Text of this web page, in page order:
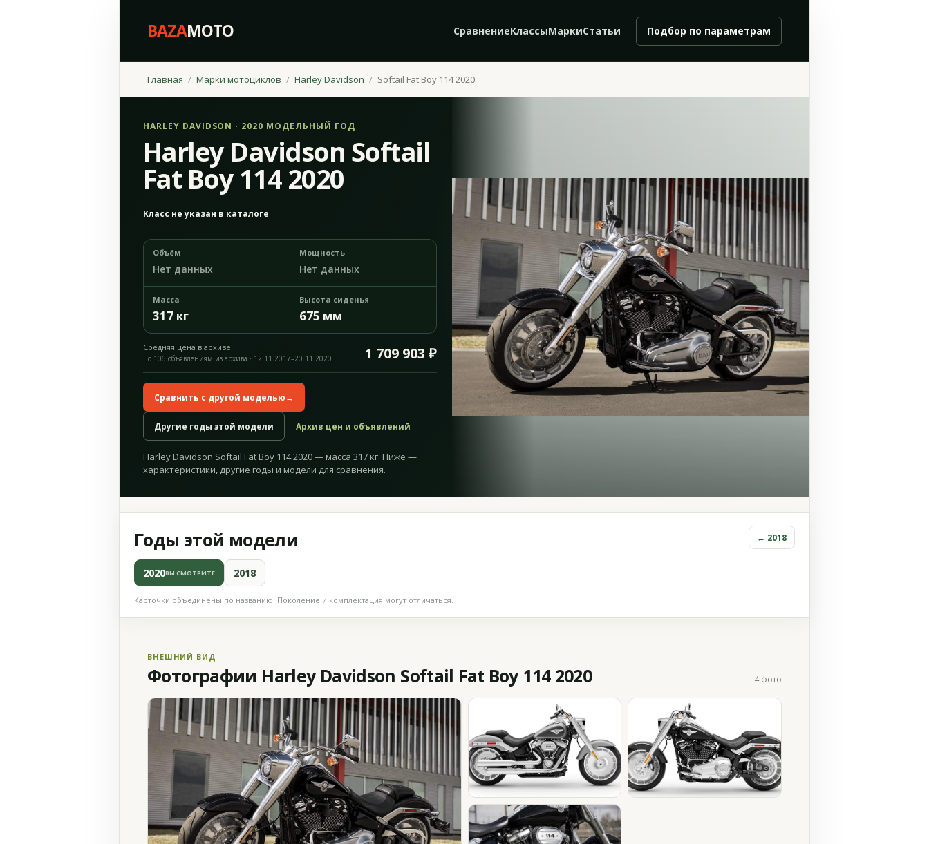
BAZAMOTO СравнениеКлассыМаркиСтатьи Подбор по параметрам
Главная Марки мотоциклов Harley Davidson Softail Fat Boy 114 2020
HARLEY DAVIDSON · 2020 МОДЕЛЬНЫЙ ГОД
Harley Davidson Softail
Fat Boy 114 2020
Класс не указан в каталоге
Объём
Нет данных
Мощность
Нет данных
Масса
317 кг
Высота сиденья
675 мм
Средняя цена в архиве 1 709 903 ₽
По 106 объявлениям из архива · 12.11.2017–20.11.2020
Сравнить с другой моделью→
Другие годы этой модели Архив цен и объявлений
Harley Davidson Softail Fat Boy 114 2020 — масса 317 кг. Ниже —
характеристики, другие годы и модели для сравнения.
Годы этой модели ← 2018
2020ВЫ СМОТРИТЕ 2018
Карточки объединены по названию. Поколение и комплектация могут отличаться.
ВНЕШНИЙ ВИД
Фотографии Harley Davidson Softail Fat Boy 114 2020 4 фото